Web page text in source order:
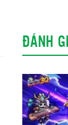
ĐÁNH